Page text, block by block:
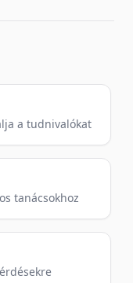
a tudnivalókat
tanácsokhoz